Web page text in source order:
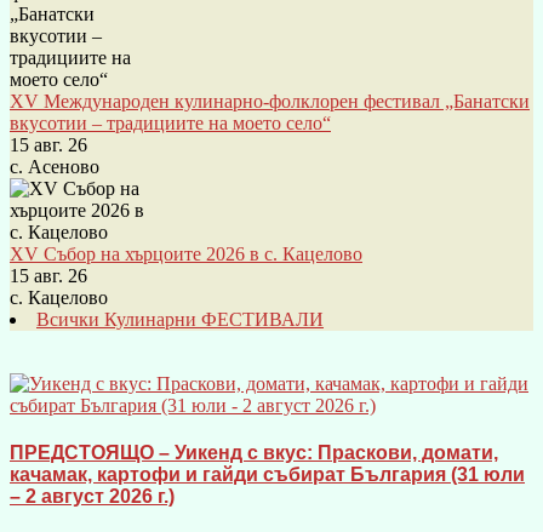
XV Международен кулинарно-фолклорен фестивал „Банатски
вкусотии – традициите на моето село“
15 авг. 26
с. Асеново
XV Събор на хърцоите 2026 в с. Кацелово
15 авг. 26
с. Кацелово
Всички Кулинарни ФЕСТИВАЛИ
ПРЕДСТОЯЩО – Уикенд с вкус: Праскови, домати,
качамак, картофи и гайди събират България (31 юли
– 2 август 2026 г.)